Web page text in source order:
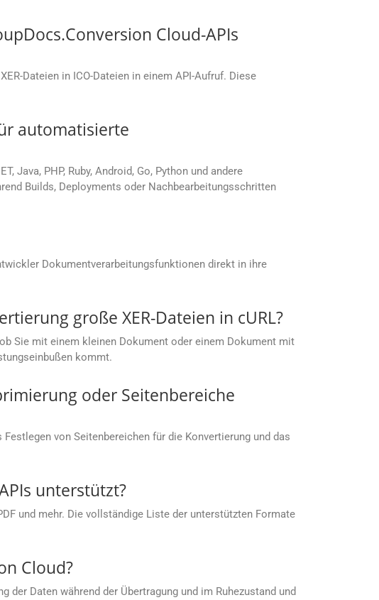
Cloud-APIs
Dateien in ICO-Dateien in einem API-Aufruf. Diese
automatisierte
Java, PHP, Ruby, Android, Go, Python und andere
Builds, Deployments oder Nachbearbeitungsschritten
Dokumentverarbeitungsfunktionen direkt in ihre
große XER-Dateien in cURL?
Sie mit einem kleinen Dokument oder einem Dokument mit
kommt.
oder Seitenbereiche
von Seitenbereichen für die Konvertierung und das
unterstützt?
und mehr. Die vollständige Liste der unterstützten Formate
Cloud?
Daten während der Übertragung und im Ruhezustand und